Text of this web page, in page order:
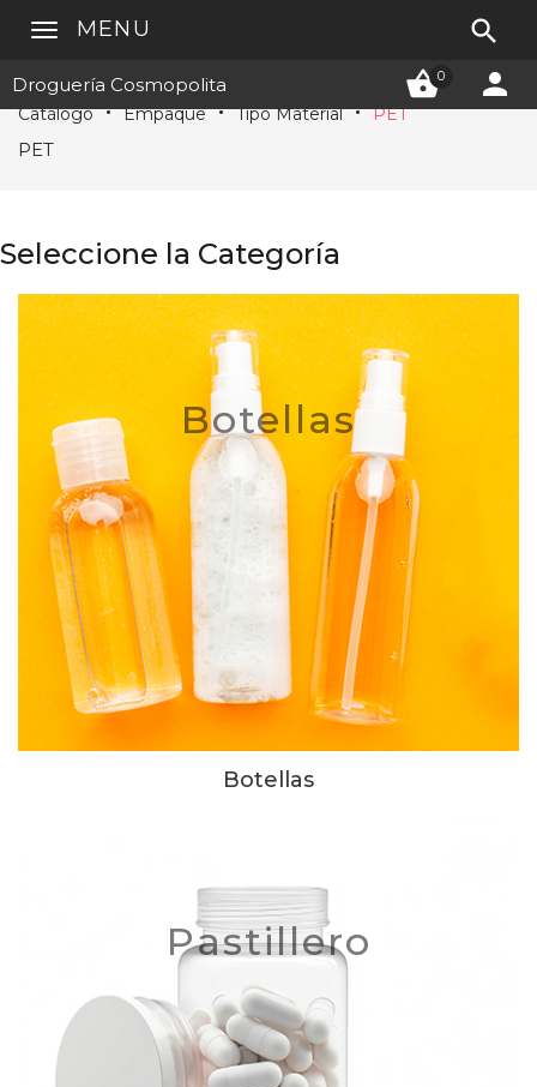
Droguería Cosmopolita 0 
MENU 
Catálogo Empaque Tipo Material PET
PET
Seleccione la Categoría
Botellas
Botellas
Pastillero